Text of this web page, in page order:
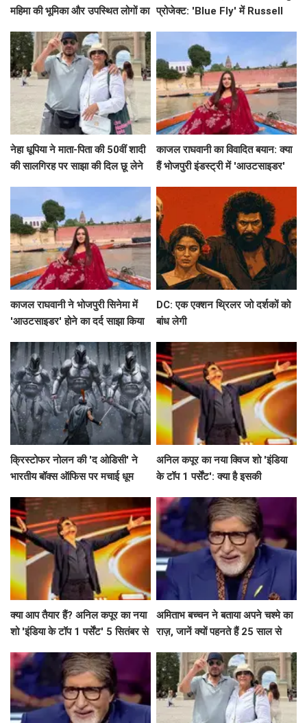
महिमा की भूमिका और उपस्थित लोगों का प्रोजेक्ट: 'Blue Fly' में Russell
नेहा धूपिया ने माता-पिता की 50वीं शादी
की सालगिरह पर साझा की दिल छू लेने
काजल राघवानी का विवादित बयान: क्या
हैं भोजपुरी इंडस्ट्री में 'आउटसाइडर'
काजल राघवानी ने भोजपुरी सिनेमा में
'आउटसाइडर' होने का दर्द साझा किया
DC: एक एक्शन थ्रिलर जो दर्शकों को
बांध लेगी
क्रिस्टोफर नोलन की 'द ओडिसी' ने
भारतीय बॉक्स ऑफिस पर मचाई धूम
अनिल कपूर का नया क्विज शो 'इंडिया
के टॉप 1 पर्सेंट': क्या है इसकी
क्या आप तैयार हैं? अनिल कपूर का नया
शो 'इंडिया के टॉप 1 पर्सेंट' 5 सितंबर से
अमिताभ बच्चन ने बताया अपने चश्मे का
राज़, जानें क्यों पहनते हैं 25 साल से